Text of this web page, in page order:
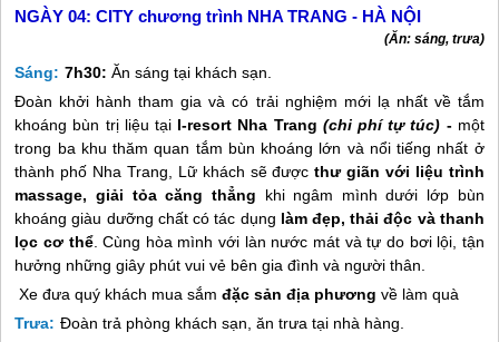
NGÀY 04: CITY chương trình NHA TRANG - HÀ NỘI
(Ăn: sáng, trưa)
Sáng: 7h30: Ăn sáng tại khách sạn.
Đoàn khởi hành tham gia và có trải nghiệm mới lạ nhất về tắm
khoáng bùn trị liệu tại I-resort Nha Trang (chi phí tự túc) - một
trong ba khu thăm quan tắm bùn khoáng lớn và nổi tiếng nhất ở
thành phố Nha Trang , Lữ khách sẽ đượcthư giãn với liệu trình
massage, giải tỏa căng thẳng khi ngâm mình dưới lớp bùn
khoáng giàu dưỡng chất có tác dụng làm đẹp, thải độc và thanh
lọc cơ thể. Cùng hòa mình với làn nước mát và tự do bơi lội, tận
hưởng những giây phút vui vẻ bên gia đình và người thân.
Xe đưa quý khách mua sắmđặc sản địa phương về làm quà
Trưa: Đoàn trả phòng khách sạn, ăn trưa tại nhà hàng.